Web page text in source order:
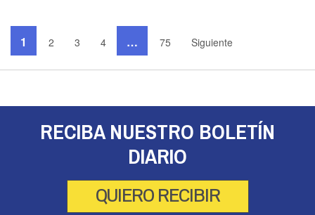
1 2 3 4 … 75 Siguiente
RECIBA NUESTRO BOLETÍN
DIARIO
QUIERO RECIBIR